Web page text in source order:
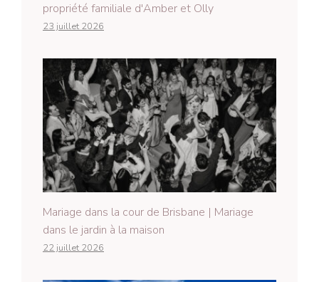
propriété familiale d'Amber et Olly
23 juillet 2026
Mariage dans la cour de Brisbane | Mariage
dans le jardin à la maison
22 juillet 2026